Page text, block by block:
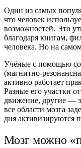
Один из самых
что человек
возможностей. Это
благодаря книгам,
человека. Но на
Учёные с помощью
(магнитно-
активно работает
Разные его участки
движение, другие —
все области мозга
дня активизируются
Мозг можно